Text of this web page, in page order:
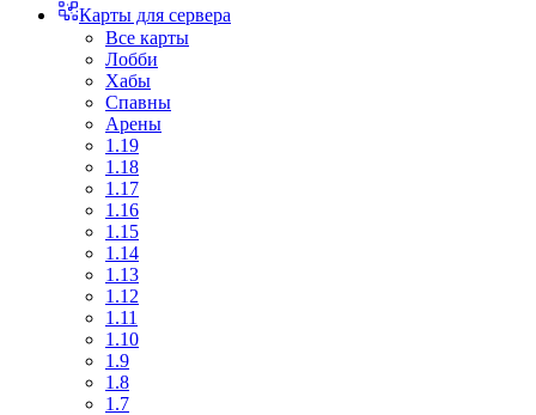
Карты для сервера
Все карты
Лобби
Хабы
Спавны
Арены
1.19
1.18
1.17
1.16
1.15
1.14
1.13
1.12
1.11
1.10
1.9
1.8
1.7